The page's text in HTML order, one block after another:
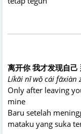
离开你 我才发现自己
Líkāi nǐ wǒ cái fāxiàn
Only after leaving
mine
Baru setelah
mataku yang suka